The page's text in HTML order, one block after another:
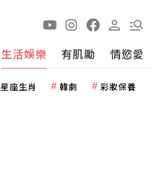
生活娛樂 有肌勵 情慾愛
星座生肖 韓劇 彩妝保養